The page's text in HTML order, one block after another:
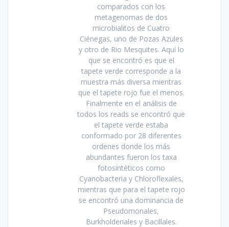
comparados con los
metagenomas de dos
microbialitos de Cuatro
Ciénegas, uno de Pozas Azules
y otro de Rio Mesquites. Aquí lo
que se encontró es que el
tapete verde corresponde a la
muestra más diversa mientras
que el tapete rojo fue el menos.
Finalmente en el análisis de
todos los reads se encontró que
el tapete verde estaba
conformado por 28 diferentes
ordenes donde los más
abundantes fueron los taxa
fotosintéticos como
Cyanobacteria y Chloroflexales,
mientras que para el tapete rojo
se encontró una dominancia de
Pseudomonales,
Burkholderiales y Bacillales.